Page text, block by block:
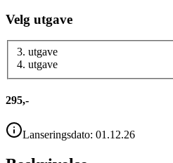
Velg utgave
3. utgave
4. utgave
295,-
Lanseringsdato: 01.12.26